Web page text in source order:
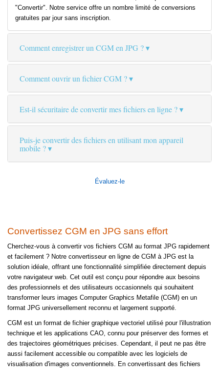
"Convertir". Notre service offre un nombre limité de conversions
gratuites par jour sans inscription.
Comment enregistrer un CGM en JPG ?
Comment ouvrir un fichier CGM ?
Est-il sécuritaire de convertir mes fichiers en ligne ?
Puis-je convertir des fichiers en utilisant mon appareil
mobile ?
Évaluez-le
Convertissez CGM en JPG sans effort
Cherchez-vous à convertir vos fichiers CGM au format JPG rapidement
et facilement ? Notre convertisseur en ligne de CGM à JPG est la
solution idéale, offrant une fonctionnalité simplifiée directement depuis
votre navigateur web. Cet outil est conçu pour répondre aux besoins
des professionnels et des utilisateurs occasionnels qui souhaitent
transformer leurs images Computer Graphics Metafile (CGM) en un
format JPG universellement reconnu et largement supporté.
CGM est un format de fichier graphique vectoriel utilisé pour l'illustration
technique et les applications CAO, connu pour préserver des formes et
des trajectoires géométriques précises. Cependant, il peut ne pas être
aussi facilement accessible ou compatible avec les logiciels de
visualisation d'images conventionnels. En convertissant des fichiers